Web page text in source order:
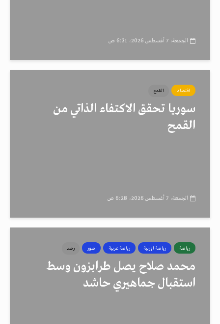
الجمعة، 7 أغسطس 2026، 6:31 ص
اقتصاد القمح
سوريا تحقق الاكتفاء الذاتي من
القمح
الجمعة، 7 أغسطس 2026، 6:28 ص
رياضة رياضة اوربية رياضة عربية صور رصد
محمد صلاح يصل طرابزون وسط
استقبال جماهيري حاشد